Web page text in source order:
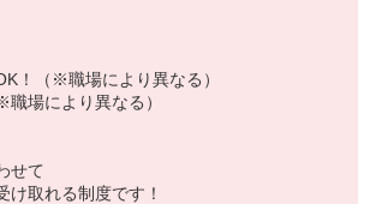
！（※職場により異なる）
場により異なる）
せて
け取れる制度です！